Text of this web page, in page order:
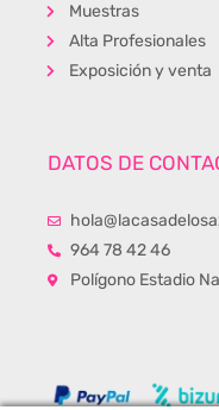
Muestras
Alta Profesionales
Exposición y venta
DATOS DE
964 78 42 46
Polígono Estadio